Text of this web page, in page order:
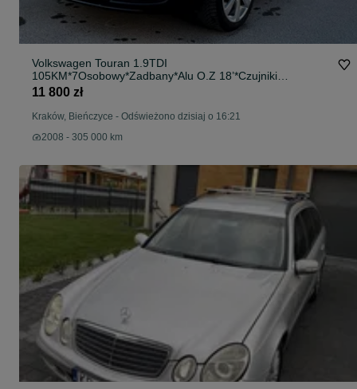
Volkswagen Touran 1.9TDI
105KM*7Osobowy*Zadbany*Alu O.Z 18’*Czujniki
Parkowania
11 800 zł
Kraków, Bieńczyce - Odświeżono dzisiaj o 16:21
2008 - 305 000 km